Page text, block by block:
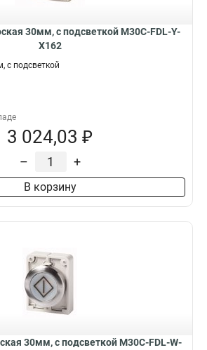
30мм, с подсветкой M30C-FDL-Y-
X162
с подсветкой
3 024,03 ₽
– +
В корзину
30мм, с подсветкой M30C-FDL-W-